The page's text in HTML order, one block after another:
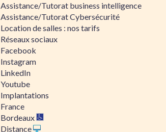
Assistance/Tutorat business intelligence
Assistance/Tutorat Cybersécurité
Location de salles : nos tarifs
Réseaux sociaux
Facebook
Instagram
LinkedIn
Youtube
Implantations
France
Bordeaux
Distance